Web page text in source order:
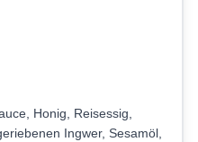
Honig, Reisessig,
Ingwer, Sesamöl,